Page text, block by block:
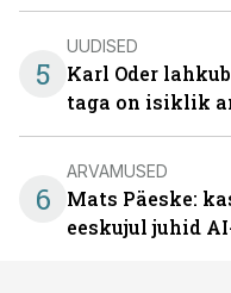
5
UUDISED
Karl Oder
taga on isiklik
6
ARVAMUSED
Mats Päeske:
eeskujul juhid